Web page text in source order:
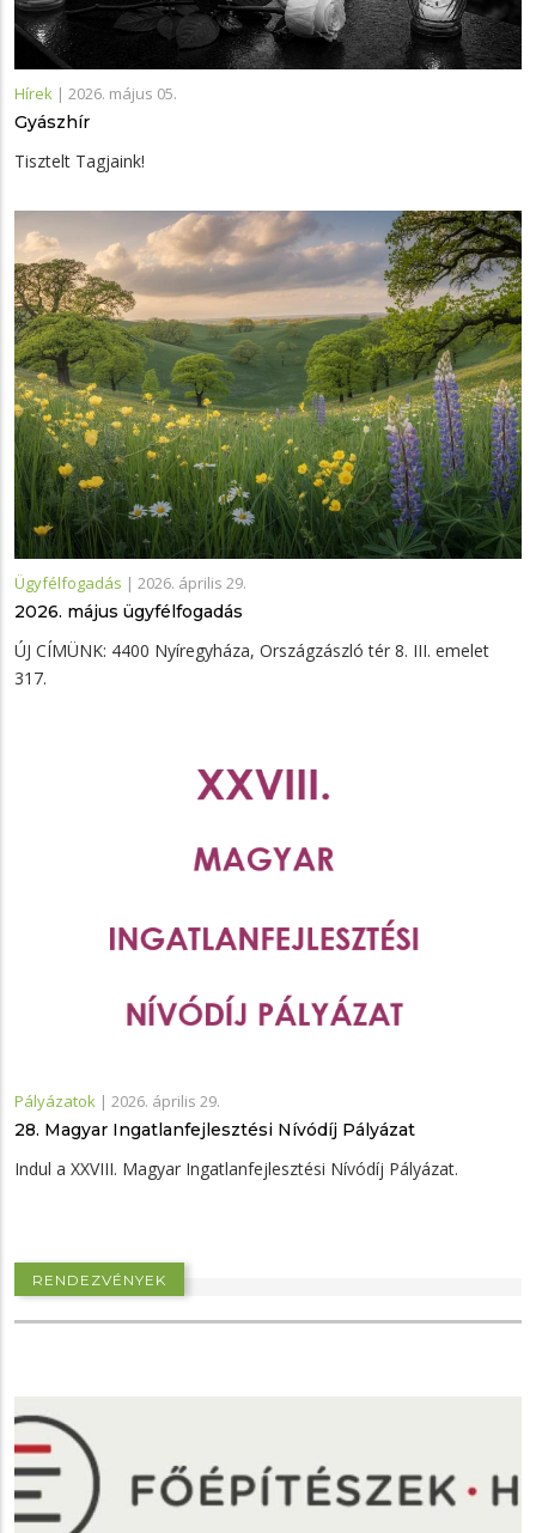
Hírek | 2026. május 05.
Gyászhír
Tisztelt Tagjaink!
Ügyfélfogadás | 2026. április 29.
2026. május ügyfélfogadás
ÚJ CÍMÜNK: 4400 Nyíregyháza, Országzászló tér 8. III. emelet
317.
Pályázatok | 2026. április 29.
28. Magyar Ingatlanfejlesztési Nívódíj Pályázat
Indul a XXVIII. Magyar Ingatlanfejlesztési Nívódíj Pályázat.
RENDEZVÉNYEK